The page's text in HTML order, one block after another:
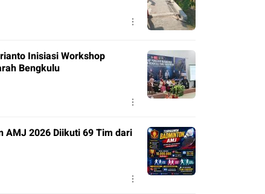
Inisiasi Workshop
Bengkulu
AMJ 2026 Diikuti 69 Tim dari